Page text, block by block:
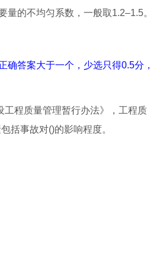
的不均匀系数，一般取1.2–1.5。
确答案大于一个，少选只得0.5分，
工程质量管理暂行办法》，工程质
括事故对()的影响程度。